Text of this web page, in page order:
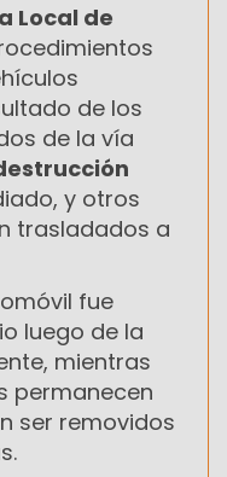
Local de
de los
de la vía
y otros
trasladados a
fue
luego de la
mientras
permanecen
ser removidos